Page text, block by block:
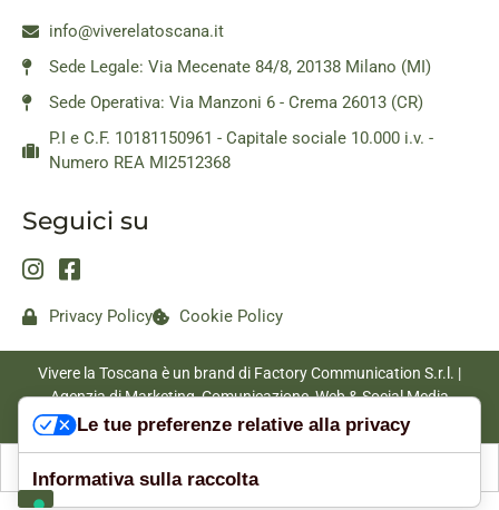
info@viverelatoscana.it
Sede Legale: Via Mecenate 84/8, 20138 Milano (MI)
Sede Operativa: Via Manzoni 6 - Crema 26013 (CR)
P.I e C.F. 10181150961 - Capitale sociale 10.000 i.v. -
Numero REA MI2512368
Seguici su
Privacy Policy Cookie Policy
Vivere la Toscana è un brand di Factory Communication S.r.l. |
Agenzia di Marketing, Comunicazione, Web & Social Media
|www.factorycommunication.it
Le tue preferenze relative alla privacy
Informativa sulla raccolta